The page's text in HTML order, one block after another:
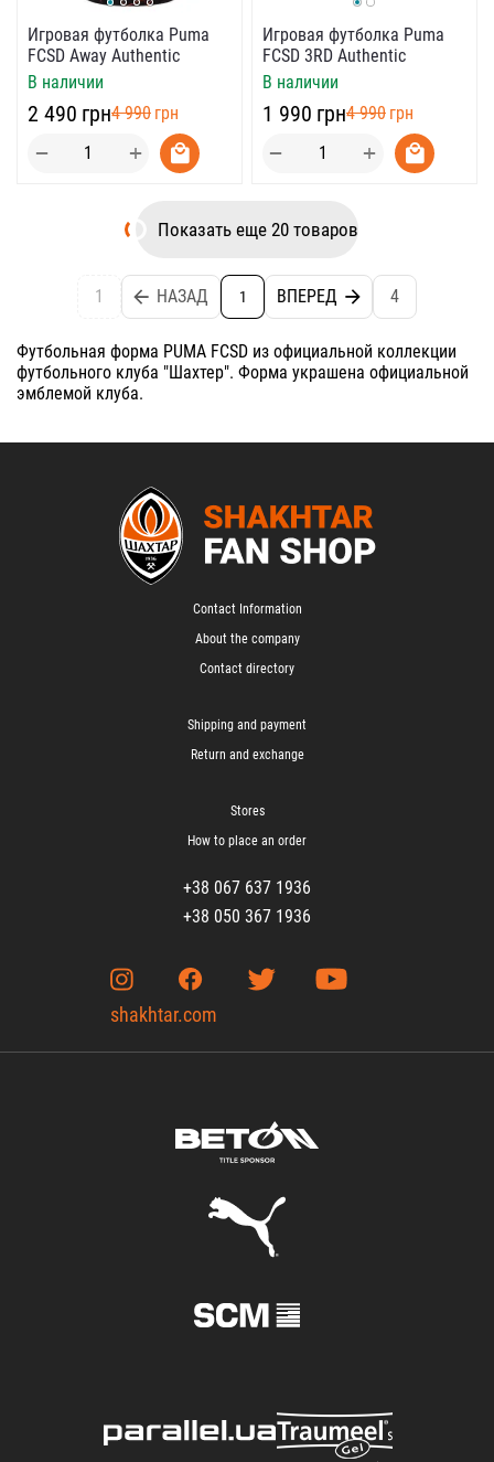
Игровая футболка Puma
FCSD Away Authentic
В наличии
‍2 490‍ грн‍4 990‍ грн
+
−
Игровая футболка Puma
FCSD 3RD Authentic
В наличии
‍1 990‍ грн‍4 990‍ грн
+
−
Показать еще 20 товаров
1 НАЗАД 1 ВПЕРЕД 4
Футбольная форма PUMA FCSD из официальной коллекции
футбольного клуба "Шахтер". Форма украшена официальной
эмблемой клуба.
Contact Information
About the company
Contact directory
Shipping and payment
Return and exchange
Stores
How to place an order
+38 067 637 1936
+38 050 367 1936
shakhtar.com